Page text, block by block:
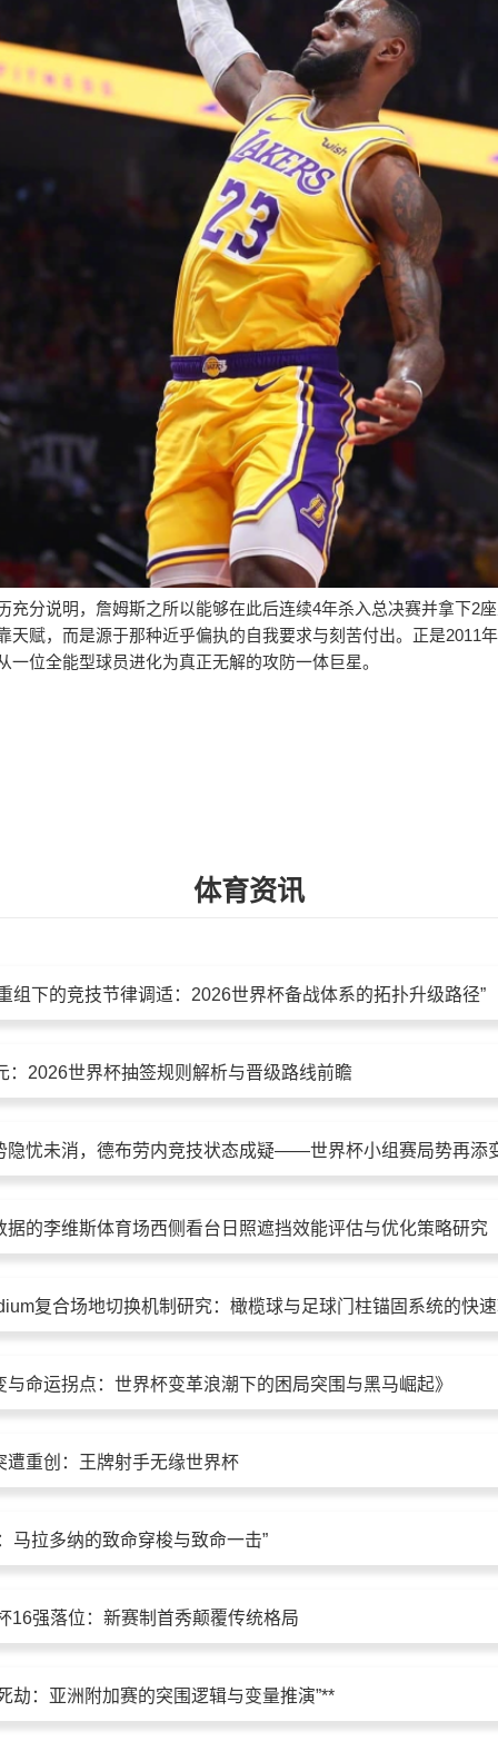
充分说明，詹姆斯之所以能够在此后连续4年杀入总决赛并拿下2
天赋，而是源于那种近乎偏执的自我要求与刻苦付出。正是2011
一位全能型球员进化为真正无解的攻防一体巨星。
体育资讯
组下的竞技节律调适：2026世界杯备战体系的拓扑升级路径”
：2026世界杯抽签规则解析与晋级路线前瞻
隐忧未消，德布劳内竞技状态成疑——世界杯小组赛局势再添
据的李维斯体育场西侧看台日照遮挡效能评估与优化策略研究
与命运拐点：世界杯变革浪潮下的困局突围与黑马崛起》
遭重创：王牌射手无缘世界杯
马拉多纳的致命穿梭与致命一击”
16强落位：新赛制首秀颠覆传统格局
劫：亚洲附加赛的突围逻辑与变量推演”**